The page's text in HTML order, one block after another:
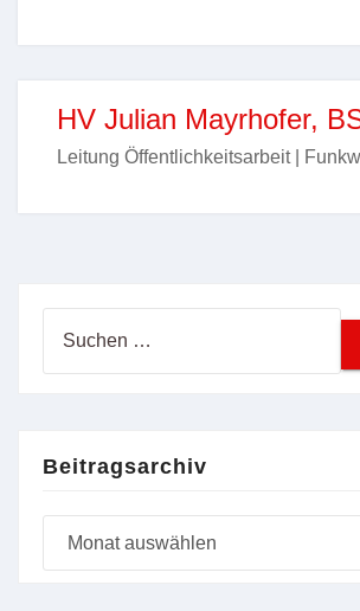
HV Julian Mayrhofer,
Leitung Öffentlichkeitsarbeit |
Beitragsarchiv